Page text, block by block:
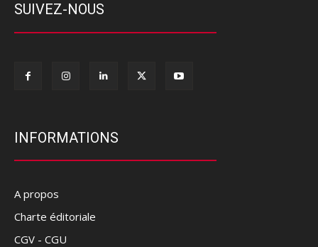
SUIVEZ-NOUS
INFORMATIONS
A propos
Charte éditoriale
CGV - CGU